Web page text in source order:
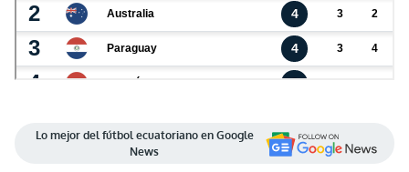
Lo mejor del fútbol ecuatoriano en Google
News